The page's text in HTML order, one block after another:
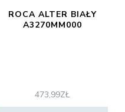
ROCA ALTER BIAŁY
A3270MM000
473,99ZŁ